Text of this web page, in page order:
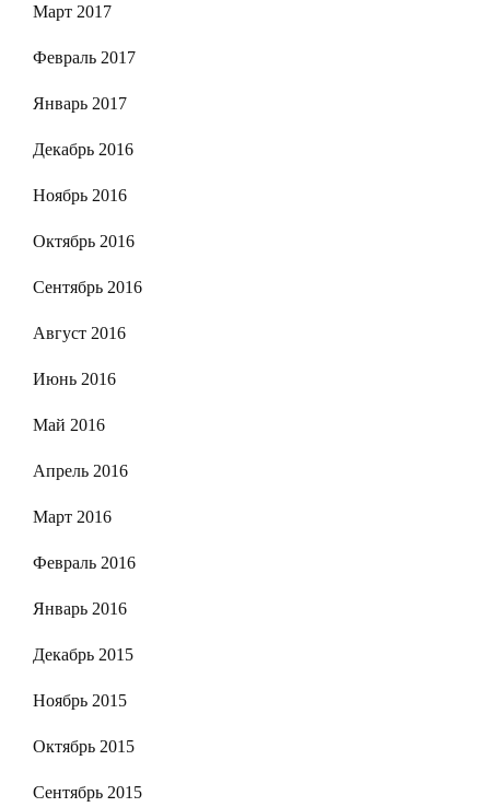
Март 2017
Февраль 2017
Январь 2017
Декабрь 2016
Ноябрь 2016
Октябрь 2016
Сентябрь 2016
Август 2016
Июнь 2016
Май 2016
Апрель 2016
Март 2016
Февраль 2016
Январь 2016
Декабрь 2015
Ноябрь 2015
Октябрь 2015
Сентябрь 2015